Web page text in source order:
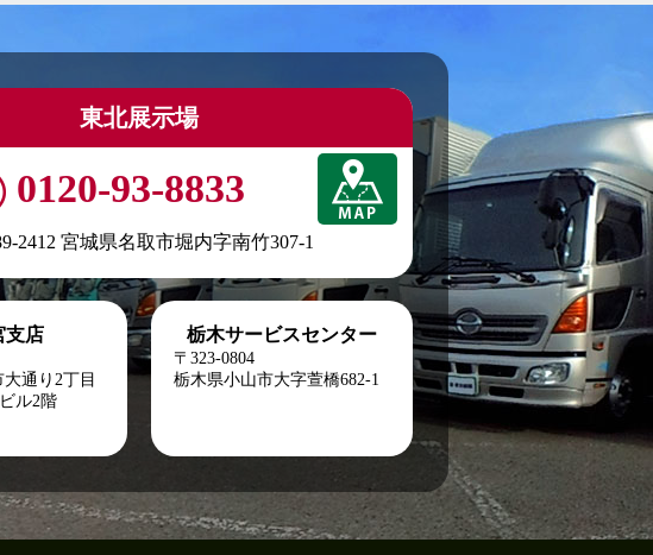
東北展示場
0120-93-8833
2412 宮城県名取市堀内字南竹307-1
支店
通り2丁目
ル2階
栃木サービスセンター
〒323-0804
栃木県小山市大字萱橋682-1